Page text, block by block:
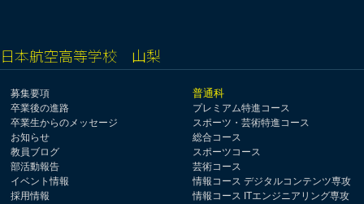
日本航空高等学校 山梨
募集要項
卒業後の進路
卒業生からのメッセージ
お知らせ
教員ブログ
部活動報告
イベント情報
採用情報
普通科
プレミアム特進コース
スポーツ・芸術特進コース
総合コース
スポーツコース
芸術コース
情報コース デジタルコンテンツ専攻
情報コース ITエンジニアリング専攻